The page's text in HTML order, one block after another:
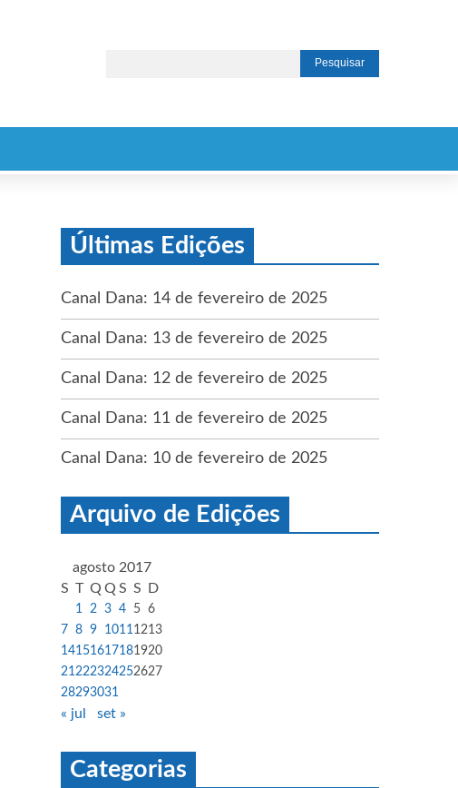
Últimas Edições
Canal Dana: 14 de fevereiro de 2025
Canal Dana: 13 de fevereiro de 2025
Canal Dana: 12 de fevereiro de 2025
Canal Dana: 11 de fevereiro de 2025
Canal Dana: 10 de fevereiro de 2025
Arquivo de Edições
agosto 2017
S T Q Q S S D
1 2 3 4 5 6
7
8 9 10111213
14151617181920
21222324252627
28293031
« jul set »
Categorias